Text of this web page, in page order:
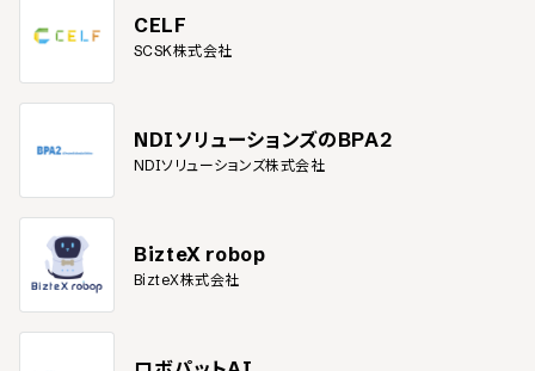
CELF
SCSK株式会社
NDIソリューションズのBPA2
NDIソリューションズ株式会社
BizteX robop
BizteX株式会社